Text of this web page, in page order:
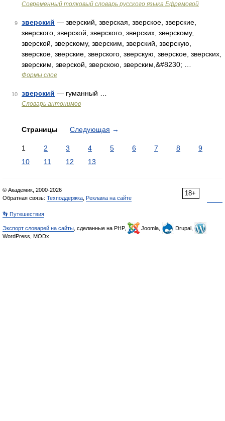
Современный толковый словарь русского языка Ефремовой
9 зверский — зверский, зверская, зверское, зверские,
зверского, зверской, зверского, зверских, зверскому,
зверской, зверскому, зверским, зверский, зверскую,
зверское, зверские, зверского, зверскую, зверское, зверских,
зверским, зверской, зверскою, зверским,&#8230; …
Формы слов
10 зверский — гуманный …
Словарь антонимов
Страницы Следующая →
1 2 3 4 5 6 7 8
9
10
11 12 13
18+
© Академик, 2000-2026
Обратная связь: Техподдержка Реклама на сайте
👣 Путешествия
Экспорт словарей на сайты , сделанные на PHP, Joomla,
Drupal,
WordPress, MODx.